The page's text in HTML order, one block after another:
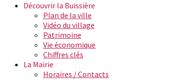
Découvrir la Buissière
Plan de la ville
Vidéo du village
Patrimoine
Vie économique
Chiffres clés
La Mairie
Horaires / Contacts